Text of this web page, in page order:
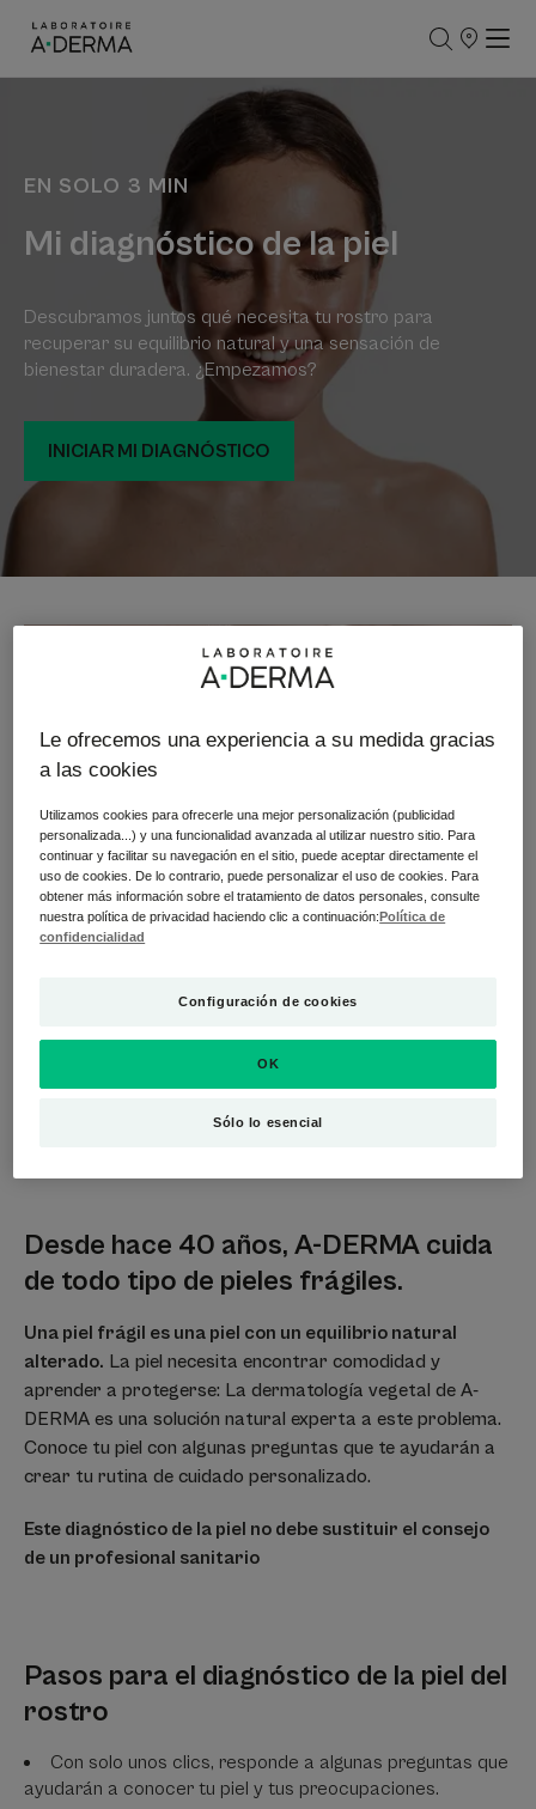
PUNTOS
EN SOLO 3 MIN
Mi diagnóstico de la piel
Descubramos juntos qué necesita tu rostro para
recuperar su equilibrio natural y una sensación de
bienestar duradera. ¿Empezamos?
INICIAR MI DIAGNÓSTICO
Desde hace 40 años, A-DERMA cuida
de todo tipo de pieles frágiles.
Una piel frágil es una piel con un equilibrio natural
alterado. La piel necesita encontrar comodidad y
aprender a protegerse: La dermatología vegetal de A-
DERMA es una solución natural experta a este problema.
Conoce tu piel con algunas preguntas que te ayudarán a
crear tu rutina de cuidado personalizado.
Este diagnóstico de la piel no debe sustituir el consejo
de un profesional sanitario
Pasos para el diagnóstico de la piel del
rostro
Con solo unos clics, responde a algunas preguntas que
ayudarán a conocer tu piel y tus preocupaciones.
Le ofrecemos una experiencia a su medida gracias
a las cookies
Utilizamos cookies para ofrecerle una mejor personalización (publicidad
personalizada...) y una funcionalidad avanzada al utilizar nuestro sitio. Para
continuar y facilitar su navegación en el sitio, puede aceptar directamente el
uso de cookies. De lo contrario, puede personalizar el uso de cookies. Para
obtener más información sobre el tratamiento de datos personales, consulte
nuestra política de privacidad haciendo clic a continuación:Política de
confidencialidad
Configuración de cookies
Sólo lo esencial
OK